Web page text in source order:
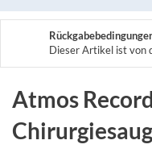
Dieser Artikel ist von
Atmos